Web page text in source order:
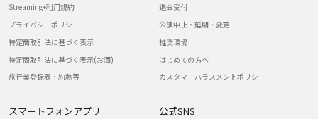
Streaming+利用規約
プライバシーポリシー
特定商取引法に基づく表示
特定商取引法に基づく表示(お酒)
旅行業登録表・約款等
退会受付
公演中止・延期・変更
推奨環境
はじめての方へ
カスタマーハラスメントポリシー
スマートフォンアプリ 公式SNS